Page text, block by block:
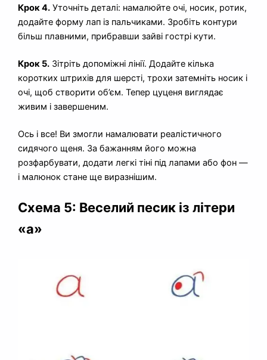
Крок 4. Уточніть деталі: намалюйте очі, носик, ротик,
додайте форму лап із пальчиками. Зробіть контури
більш плавними, прибравши зайві гострі кути.
Крок 5. Зітріть допоміжні лінії. Додайте кілька
коротких штрихів для шерсті, трохи затемніть носик і
очі, щоб створити об’єм. Тепер цуценя виглядає
живим і завершеним.
Ось і все! Ви змогли намалювати реалістичного
сидячого щеня. За бажанням його можна
розфарбувати, додати легкі тіні під лапами або фон —
і малюнок стане ще виразнішим.
Схема 5: Веселий песик із літери
«a»